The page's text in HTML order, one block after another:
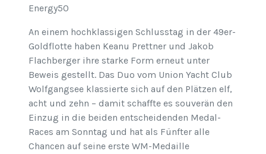
An einem hochklassigen Schlusstag in der 49er-
Goldflotte haben Keanu Prettner und Jakob
Flachberger ihre starke Form erneut unter
Beweis gestellt. Das Duo vom Union Yacht Club
Wolfgangsee klassierte sich auf den Plätzen elf,
acht und zehn – damit schaffte es souverän den
Einzug in die beiden entscheidenden Medal-
Races am Sonntag und hat als Fünfter alle
Chancen auf seine erste WM-Medaille